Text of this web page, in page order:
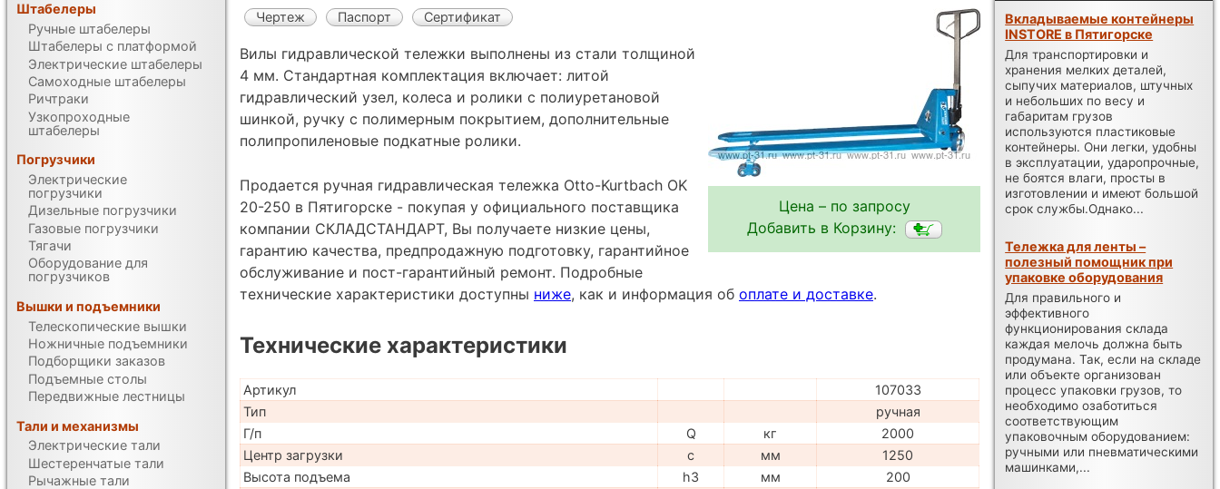
Цена – по запросу
Добавить в Корзину:
Чертеж Паспорт Сертификат
Вилы гидравлической тележки выполнены из стали толщиной
4 мм. Стандартная комплектация включает: литой
гидравлический узел, колеса и ролики с полиуретановой
шинкой, ручку с полимерным покрытием, дополнительные
полипропиленовые подкатные ролики.
Продается ручная гидравлическая тележка Otto-Kurtbach OK
20-250 в Пятигорске - покупая у официального поставщика
компании СКЛАДСТАНДАРТ, Вы получаете низкие цены,
гарантию качества, предпродажную подготовку, гарантийное
обслуживание и пост-гарантийный ремонт. Подробные
технические характеристики доступны ниже, как и информация об оплате и доставке.
Технические характеристики
Артикул
107033
Тип
ручная
Г/п
Q кг
2000
Центр загрузки
c мм
1250
Высота подъема
h3 мм
200
Штабелеры
Ручные штабелеры
Штабелеры с платформой
Электрические штабелеры
Самоходные штабелеры
Ричтраки
Узкопроходные
штабелеры
Погрузчики
Электрические
погрузчики
Дизельные погрузчики
Газовые погрузчики
Тягачи
Оборудование для
погрузчиков
Вышки и подъемники
Телескопические вышки
Ножничные подъемники
Подборщики заказов
Подъемные столы
Передвижные лестницы
Тали и механизмы
Электрические тали
Шестеренчатые тали
Рычажные тали
Вкладываемые контейнеры
INSTORE в Пятигорске
Для транспортировки и
хранения мелких деталей,
сыпучих материалов, штучных
и небольших по весу и
габаритам грузов
используются пластиковые
контейнеры. Они легки, удобны
в эксплуатации, ударопрочные,
не боятся влаги, просты в
изготовлении и имеют большой
срок службы.Однако...
Тележка для ленты –
полезный помощник при
упаковке оборудования
Для правильного и
эффективного
функционирования склада
каждая мелочь должна быть
продумана. Так, если на складе
или объекте организован
процесс упаковки грузов, то
необходимо озаботиться
соответствующим
упаковочным оборудованием:
ручными или пневматическими
машинками,...